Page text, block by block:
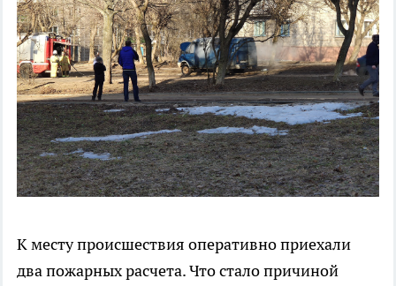
К месту происшествия оперативно приехали
два пожарных расчета. Что стало причиной